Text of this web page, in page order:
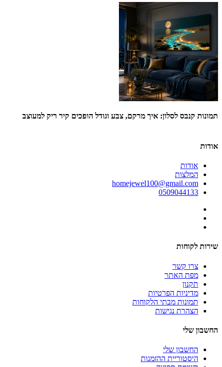
תמונות קנבס לסלון: איך מרקם, צבע וגודל הופכים קיר ריק למעוצב
אודות
אודות
המלצות
homejewel100@gmail.com
0509044133
שירות לקוחות
צרו קשר
מפת האתר
תקנון
מדיניות הפרטיות
תמונות מבתי הלקוחות
הצהרת נגישות
החשבון שלי
החשבון שלי
היסטוריית ההזמנות